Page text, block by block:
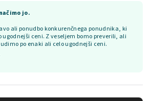
jo.
ali ponudbo konkurenčnega ponudnika, ki
ugodnejši ceni. Z veseljem bomo preverili, ali
po enaki ali celo ugodnejši ceni.